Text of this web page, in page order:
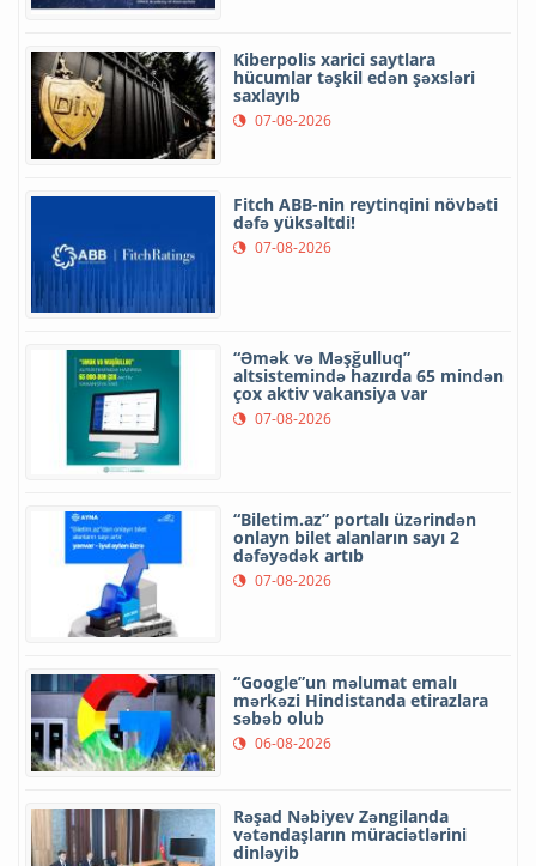
Kiberpolis xarici saytlara
hücumlar təşkil edən şəxsləri
saxlayıb
07-08-2026
Fitch ABB-nin reytinqini növbəti
dəfə yüksəltdi!
07-08-2026
“Əmək və Məşğulluq”
altsistemində hazırda 65 mindən
çox aktiv vakansiya var
07-08-2026
“Biletim.az” portalı üzərindən
onlayn bilet alanların sayı 2
dəfəyədək artıb
07-08-2026
“Google”un məlumat emalı
mərkəzi Hindistanda etirazlara
səbəb olub
06-08-2026
Rəşad Nəbiyev Zəngilanda
vətəndaşların müraciətlərini
dinləyib